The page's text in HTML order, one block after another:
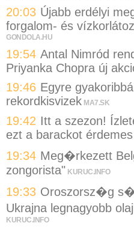
20:03 Újabb erdélyi
forgalom- és
GONDOLA.HU
19:54 Antal Nimród
Priyanka Chopra új
19:46 Egyre
rekordkisvizek MA7.SK
19:42 Itt a szezon!
ezt a barackot
19:34 Meg�rkezett
zongorista" KURUC.INFO
19:33 Oroszorsz�g
Ukrajna legnagyobb
KURUC.INFO